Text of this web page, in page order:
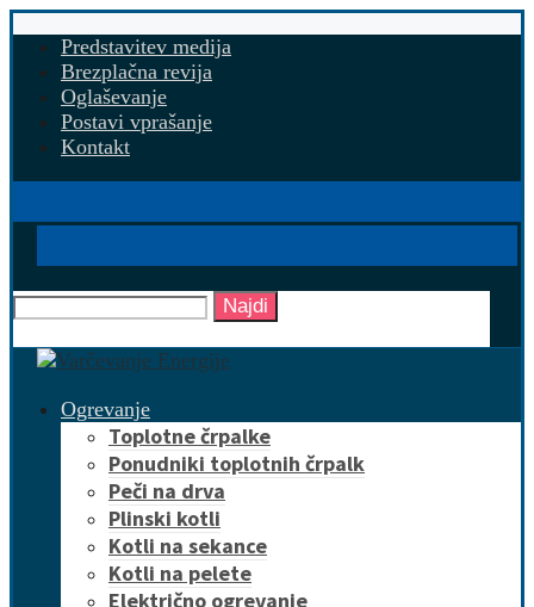
Predstavitev medija
Brezplačna revija
Oglaševanje
Postavi vprašanje
Kontakt
Najdi
Ogrevanje
Toplotne črpalke
Ponudniki toplotnih črpalk
Peči na drva
Plinski kotli
Kotli na sekance
Kotli na pelete
Električno ogrevanje